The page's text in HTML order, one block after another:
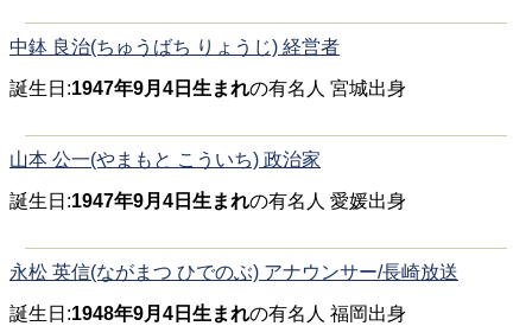
中鉢 良治(ちゅうばち りょうじ) 経営者
誕生日:1947年9月4日生まれの有名人 宮城出身
山本 公一(やまもと こういち) 政治家
誕生日:1947年9月4日生まれの有名人 愛媛出身
永松 英信(ながまつ ひでのぶ) アナウンサー/長崎放送
誕生日:1948年9月4日生まれの有名人 福岡出身